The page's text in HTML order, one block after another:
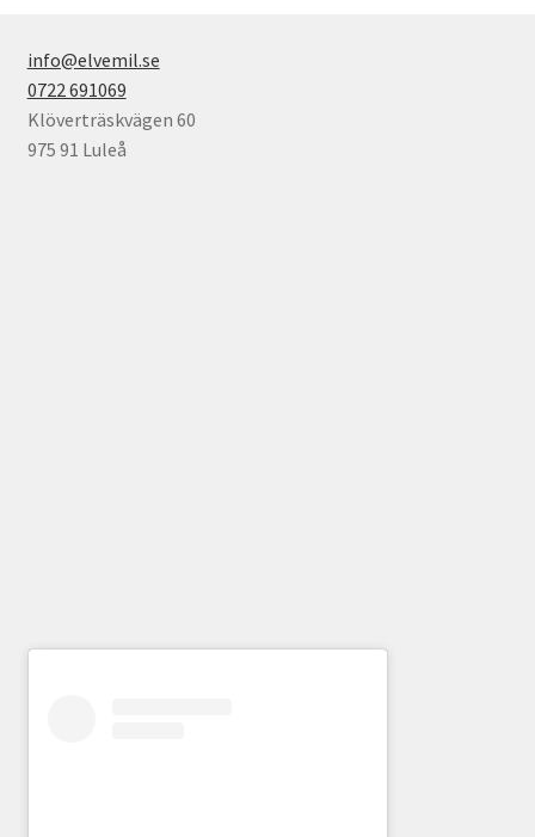
info@elvemil.se
0722 691069
Klöverträskvägen 60
975 91 Luleå